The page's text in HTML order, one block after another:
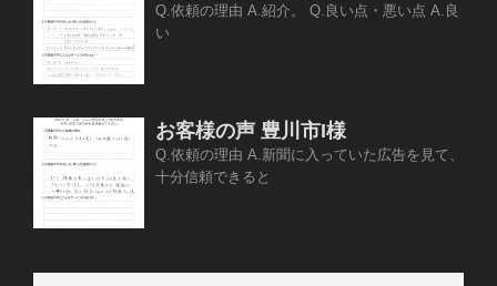
Q.依頼の理由 A.紹介。 Q.良い点・悪い点 A.良
い
お客様の声 豊川市I様
Q.依頼の理由 A.新聞に入っていた広告を見て、
十分信頼できると